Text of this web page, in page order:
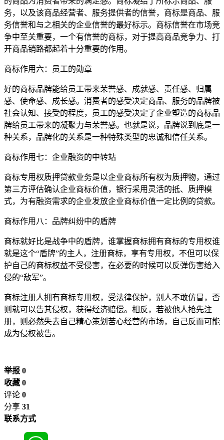
务，以及该商品经营者、服务提供者的信誉，商标是商品、服
务信誉和与之相关的企业信誉的最好标示。商标信誉在市场竞
争中至关重要，一个有信誉的商标，对于提高商品竞争力、打
开商品销路都起着十分重要的作用。
商标作用六：员工的勋章
好的商标品牌能给员工带来荣誉感、成就感、责任感、归属
感、使命感、成长感。消费者的感受决定商品、服务的品牌被
社会认知、接受的程度，员工的感受决定了企业塑造的商标品
牌给员工带来的凝聚力与荣誉感。也就是说，品牌说到底是一
种关系，品牌化的关系是一种特殊类型的忠诚和信任关系。
商标作用七：企业融资的中转站
商标专用权质押贷款业务是以企业商标所有权为质押物，通过
第三方评估确认企业商标价值，银行采用灵活的抵、质押模
式，为有融资需求的企业发放企业商标价值一定比例的贷款。
商标作用八：品牌纠纷中的盾牌
商标就好比是战争中的盾牌，谁掌握商标拥有商标的专用权谁
就是这个“盾牌”的主人，注册商标，享有专用权，不但可以保
护自己的商标权益不受侵害，在必要的时候可以反弹伤害给入
侵的“敌军”。
商标注册人拥有商标专用权，受法律保护，别人不敢仿冒，否
则就可以告其侵权，获得经济赔偿。相反，若被他人抢先注
册，则必然失去自己精心策划苦心经营的市场，自己反而可能
成为侵权被告。
举报 0
收藏 0
评论 0
分享 31
联系方式